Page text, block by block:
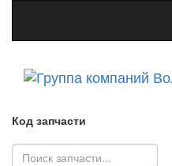
Код запчасти